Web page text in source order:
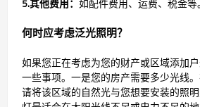
何时应考虑泛光照明？
如果您正在考虑为您的财产或区域添加
一些事项。一是您的房产需要多少光线。
请将该区域的自然光与您想要安装的照